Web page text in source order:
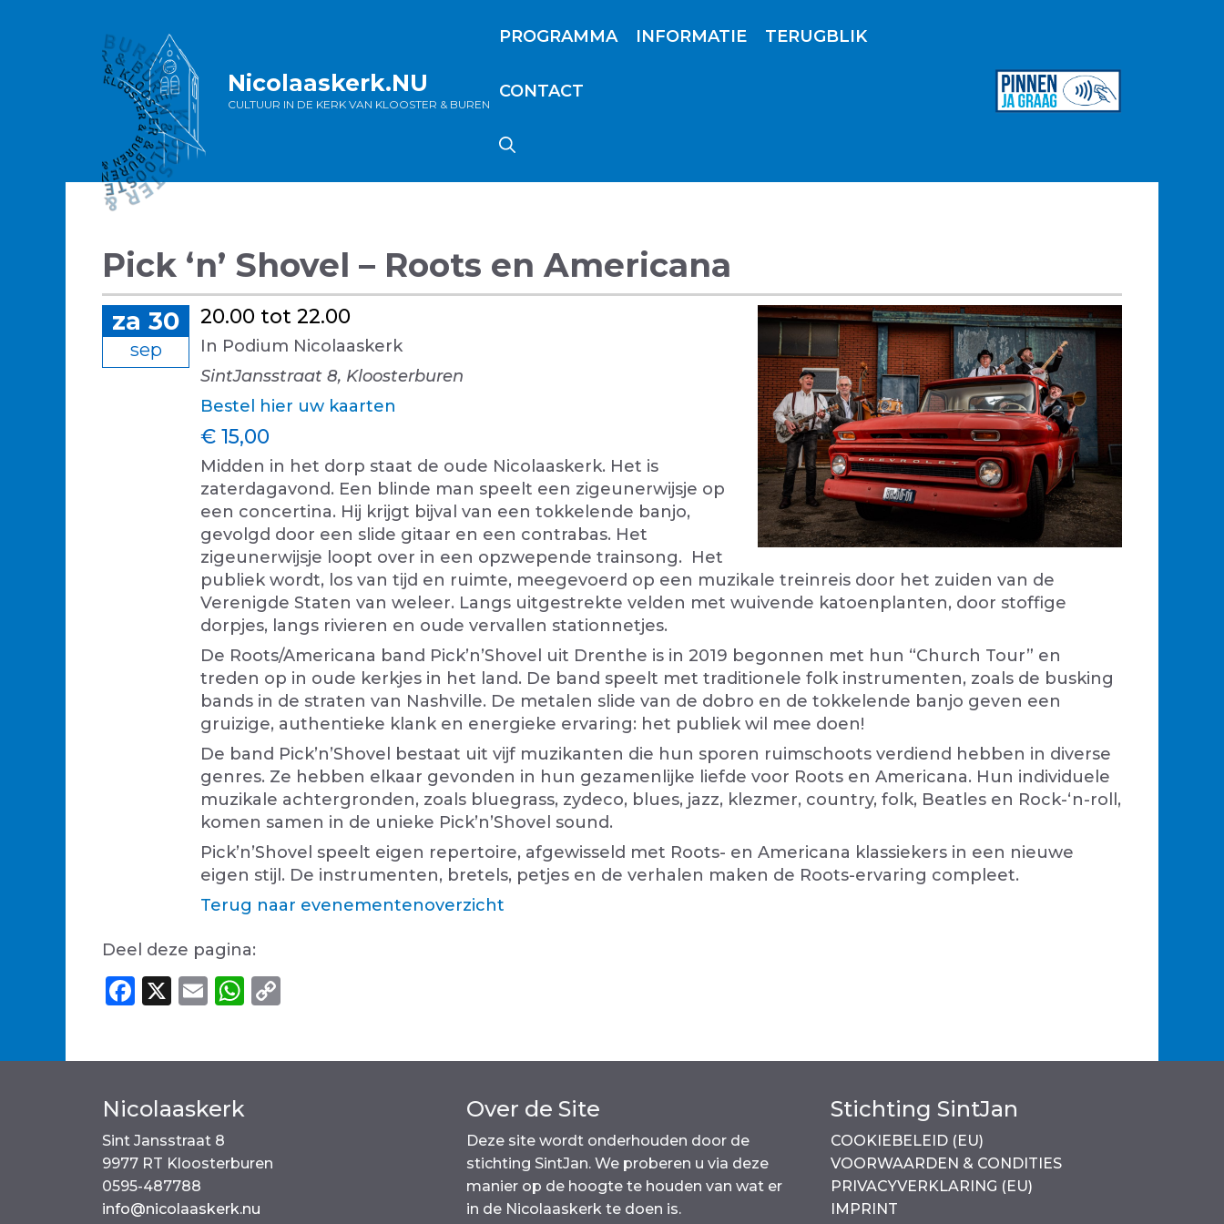
Nicolaaskerk.NU
CULTUUR IN DE KERK VAN KLOOSTER & BUREN
PROGRAMMA INFORMATIE TERUGBLIK
CONTACT
Pick ‘n’ Shovel – Roots en Americana
za 30
sep
20.00 tot 22.00
In Podium Nicolaaskerk
SintJansstraat 8, Kloosterburen
Bestel hier uw kaarten
€ 15,00
Midden in het dorp staat de oude Nicolaaskerk. Het is
zaterdagavond. Een blinde man speelt een zigeunerwijsje op
een concertina. Hij krijgt bijval van een tokkelende banjo,
gevolgd door een slide gitaar en een contrabas. Het
zigeunerwijsje loopt over in een opzwepende trainsong. Het
publiek wordt, los van tijd en ruimte, meegevoerd op een muzikale treinreis door het zuiden van de
Verenigde Staten van weleer. Langs uitgestrekte velden met wuivende katoenplanten, door stoffige
dorpjes, langs rivieren en oude vervallen stationnetjes.
De Roots/Americana band Pick’n’Shovel uit Drenthe is in 2019 begonnen met hun “Church Tour” en
treden op in oude kerkjes in het land. De band speelt met traditionele folk instrumenten, zoals de busking
bands in de straten van Nashville. De metalen slide van de dobro en de tokkelende banjo geven een
gruizige, authentieke klank en energieke ervaring: het publiek wil mee doen!
De band Pick’n’Shovel bestaat uit vijf muzikanten die hun sporen ruimschoots verdiend hebben in diverse
genres. Ze hebben elkaar gevonden in hun gezamenlijke liefde voor Roots en Americana. Hun individuele
muzikale achtergronden, zoals bluegrass, zydeco, blues, jazz, klezmer, country, folk, Beatles en Rock-‘n-roll,
komen samen in de unieke Pick’n’Shovel sound.
Pick’n’Shovel speelt eigen repertoire, afgewisseld met Roots- en Americana klassiekers in een nieuwe
eigen stijl. De instrumenten, bretels, petjes en de verhalen maken de Roots-ervaring compleet.
Terug naar evenementenoverzicht
Deel deze pagina:
F
b
o
o
k
X
E
W
A
p
Nicolaaskerk
Sint Jansstraat 8
9977 RT Kloosterburen
0595-487788
info@nicolaaskerk.nu
Over de Site
Deze site wordt onderhouden door de
stichting SintJan. We proberen u via deze
manier op de hoogte te houden van wat er
in de Nicolaaskerk te doen is.
Stichting SintJan
COOKIEBELEID (EU)
VOORWAARDEN & CONDITIES
PRIVACYVERKLARING (EU)
IMPRINT